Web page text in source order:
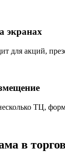
экранах
для акций,
ТЦ,
в